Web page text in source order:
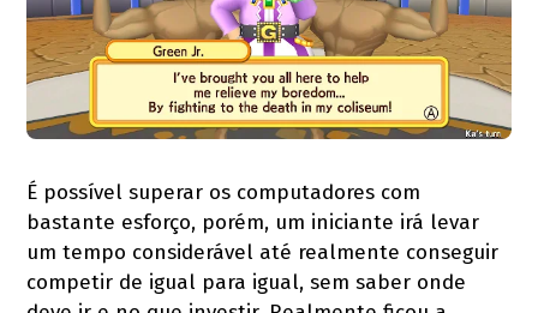
É possível superar os computadores com
bastante esforço, porém, um iniciante irá levar
um tempo considerável até realmente conseguir
competir de igual para igual, sem saber onde